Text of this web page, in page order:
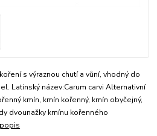
s výraznou chutí a vůní, vhodný do
Latinský název:Carum carvi Alternativní
kmín, kmín kořenný, kmín obyčejný,
dvounažky kmínu kořenného